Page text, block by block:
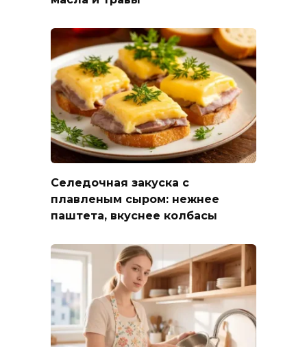
Селедочная закуска с
плавленым сыром: нежнее
паштета, вкуснее колбасы